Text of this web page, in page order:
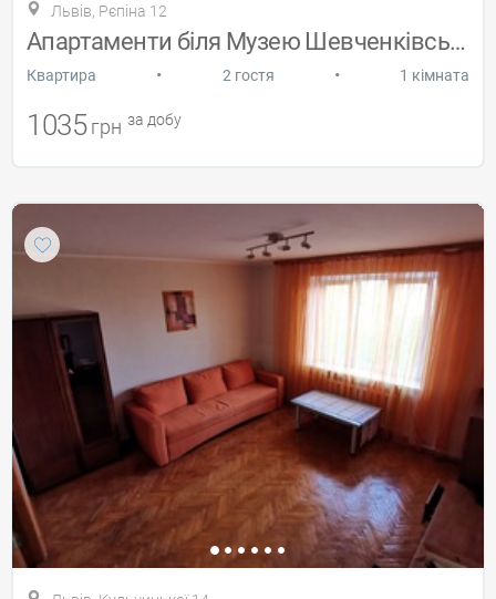
Львів, Рєпіна 12
Апартаменти біля Музею Шевченківській га
Квартира • 2 гостя • 1 кімната
1035 грн за добу